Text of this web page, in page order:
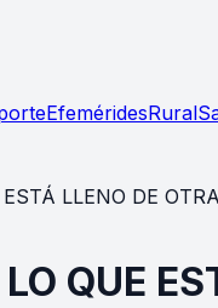
EfeméridesRural
LLENO DE
QUE